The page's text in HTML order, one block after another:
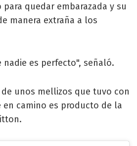
quedar embarazada y su
manera extraña a los
nadie es perfecto", señaló.
de unos mellizos que tuvo con
en camino es producto de la